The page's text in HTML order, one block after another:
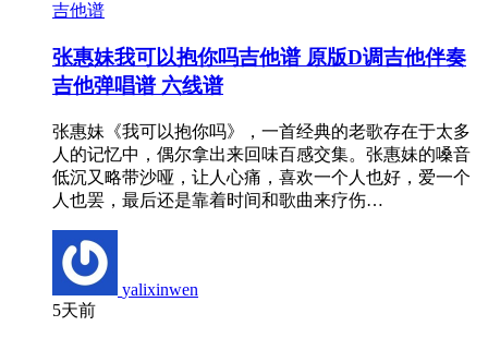
吉他谱
张惠妹我可以抱你吗吉他谱 原版D调吉他伴奏
吉他弹唱谱 六线谱
张惠妹《我可以抱你吗》，一首经典的老歌存在于太多
人的记忆中，偶尔拿出来回味百感交集。张惠妹的嗓音
低沉又略带沙哑，让人心痛，喜欢一个人也好，爱一个
人也罢，最后还是靠着时间和歌曲来疗伤…
yalixinwen
5天前